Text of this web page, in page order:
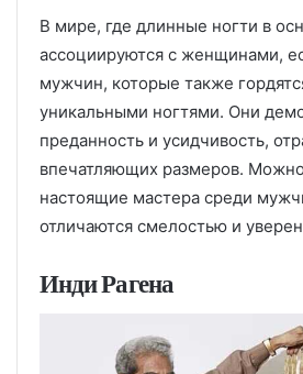
В мире, где длинные ногти в
ассоциируются с женщинами,
мужчин, которые также
уникальными ногтями. Они
преданность и усидчивость,
впечатляющих размеров. Можно
настоящие мастера среди
отличаются смелостью и
Инди Рагена